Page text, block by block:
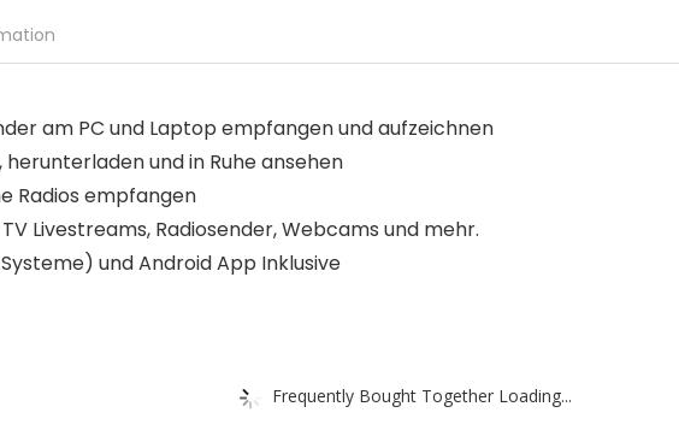
am PC und Laptop empfangen und aufzeichnen
und in Ruhe ansehen
Radios empfangen
Livestreams, Radiosender, Webcams und mehr.
Systeme) und Android App Inklusive
Frequently Bought Together Loading...